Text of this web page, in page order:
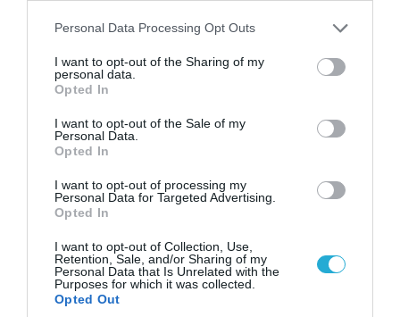
Please note that this website/app uses one or more Google
not limited to your visit or usage behaviour. You may click to
grant or deny consent to Google and its third-party tags to
use your data for below specified purposes in below Google
consent section.
Personal Data Processing Opt Outs
I want to opt-out of the Sharing of my
personal data.
Opted In
I want to opt-out of the Sale of my
Personal Data.
Opted In
I want to opt-out of processing my
Personal Data for Targeted Advertising.
Opted In
I want to opt-out of Collection, Use,
Retention, Sale, and/or Sharing of my
Personal Data that Is Unrelated with the
Purposes for which it was collected.
Opted Out
Ρωσικό Su-34 προκάλεσε τον όλεθρο σε
βίντεο
ΠΟΛΙΤΙΚΗ